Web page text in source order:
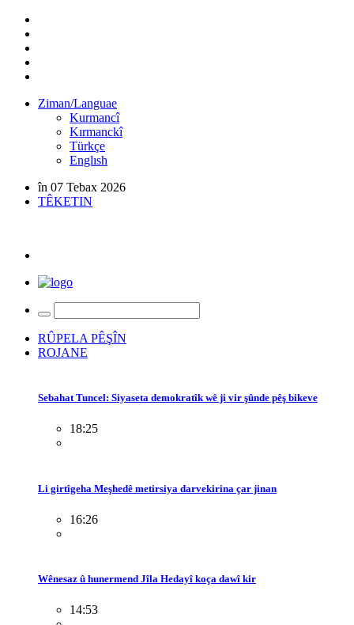
Ziman/Languae
Kurmancî
Kırmanckî
Türkçe
Englısh
în 07 Tebax 2026
TÊKETIN
RÛPELA PÊŞÎN
ROJANE
Sebahat Tuncel: Siyaseta demokratîk wê ji vir şûnde pêş bikeve
18:25
Li girtîgeha Meşhedê metirsiya darvekirina çar jinan
16:26
Wênesaz û hunermend Jîla Hedayî koça dawî kir
14:53